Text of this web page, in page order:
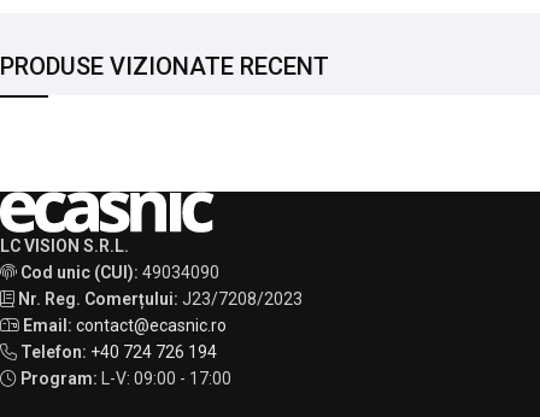
PRODUSE VIZIONATE RECENT
LC VISION S.R.L.
Cod unic (CUI): 49034090
Nr. Reg. Comerțului: J23/7208/2023
Email: contact@ecasnic.ro
Telefon: +40 724 726 194
Program:
L-V: 09:00 - 17:00